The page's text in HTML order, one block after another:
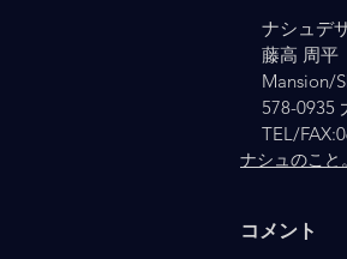
ナシュデ
藤高 周平
Mansion/
578-0935
TEL/
ナシュのこと。
コメント